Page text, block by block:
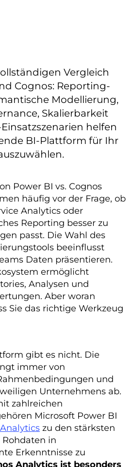
Vergleich
Cognos: Reporting-
Modellierung,
Skalierbarkeit
helfen
BI-Plattform für Ihr
Power BI vs. Cognos
häufig vor der Frage, ob
Analytics oder
Reporting besser zu
passt. Die Wahl des
beeinflusst
Daten präsentieren.
ermöglicht
Analysen und
Aber woran
Sie das richtige Werkzeug
gibt es nicht. Die
immer von
und
Unternehmens ab.
zahlreichen
Microsoft Power BI
zu den stärksten
in
Erkenntnisse zu
Analytics ist besonders